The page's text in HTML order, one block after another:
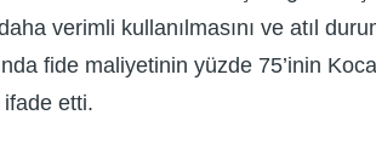
verimli kullanılmasını ve atıl
fide maliyetinin yüzde 75’inin
ifade etti.